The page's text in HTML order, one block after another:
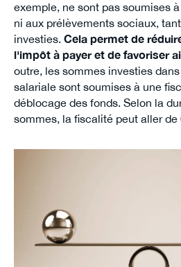
exemple, ne sont pas soumises
ni aux prélèvements sociaux,
investies. Cela permet de
l'impôt à payer et de favoriser
outre, les sommes investies
salariale sont soumises à une
déblocage des fonds. Selon la
sommes, la fiscalité peut aller